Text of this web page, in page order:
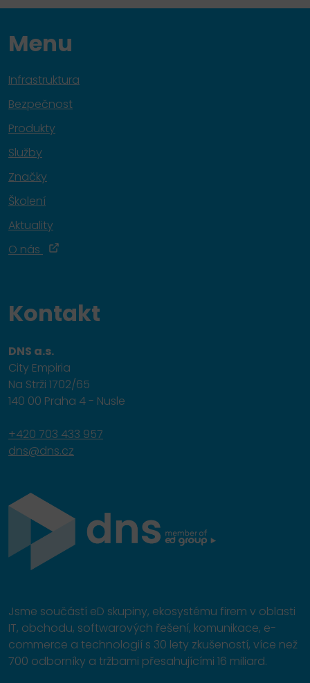
Menu
Infrastruktura
Bezpečnost
Produkty
Služby
Značky
Školení
Aktuality
O nás
Kontakt
DNS a.s.
City Empiria
Na Strži 1702/65
140 00 Praha 4 - Nusle
+420 703 433 957
dns@dns.cz
Jsme součástí eD skupiny, ekosystému firem v oblasti
IT, obchodu, softwarových řešení, komunikace, e-
commerce a technologií s 30 lety zkušeností, více než
700 odborníky a tržbami přesahujícími 16 miliard.